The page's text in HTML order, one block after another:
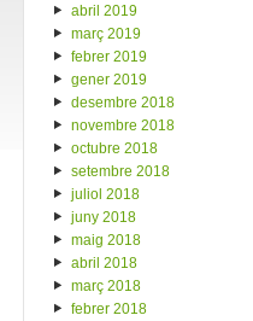
abril 2019
març 2019
febrer 2019
gener 2019
desembre 2018
novembre 2018
octubre 2018
setembre 2018
juliol 2018
juny 2018
maig 2018
abril 2018
març 2018
febrer 2018